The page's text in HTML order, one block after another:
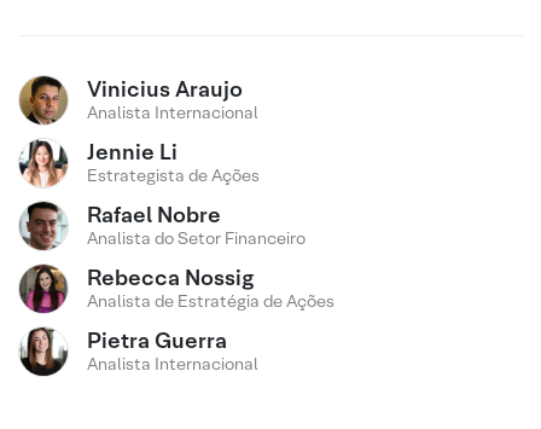
Vinicius Araujo
Analista Internacional
Jennie Li
Estrategista de Ações
Rafael Nobre
Analista do Setor Financeiro
Rebecca Nossig
Analista de Estratégia de Ações
Pietra Guerra
Analista Internacional